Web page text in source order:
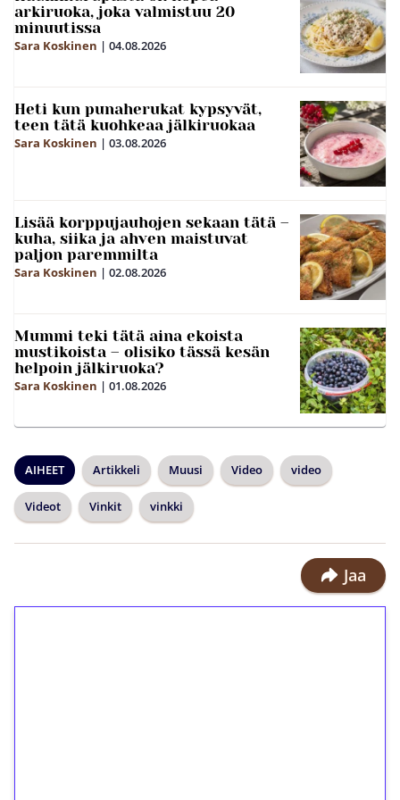
arkiruoka, joka valmistuu 20
minuutissa
Sara Koskinen | 04.08.2026
Heti kun punaherukat kypsyvät,
teen tätä kuohkeaa jälkiruokaa
Sara Koskinen | 03.08.2026
Lisää korppujauhojen sekaan tätä –
kuha, siika ja ahven maistuvat
paljon paremmilta
Sara Koskinen | 02.08.2026
Mummi teki tätä aina ekoista
mustikoista – olisiko tässä kesän
helpoin jälkiruoka?
Sara Koskinen | 01.08.2026
AIHEET Artikkeli Muusi Video video
Videot Vinkit vinkki
Jaa